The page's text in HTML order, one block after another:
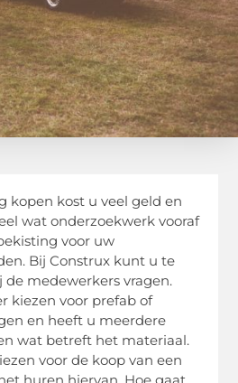
kopen kost u veel geld en
wat onderzoekwerk vooraf
voor uw
Bij Construx kunt u te
de medewerkers vragen.
kiezen voor prefab of
en heeft u meerdere
wat betreft het materiaal.
voor de koop van een
huren hiervan. Hoe gaat